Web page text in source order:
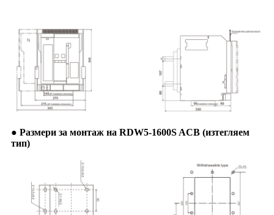
● Размери за монтаж на RDW5-1600S ACB (изтегляем
тип)